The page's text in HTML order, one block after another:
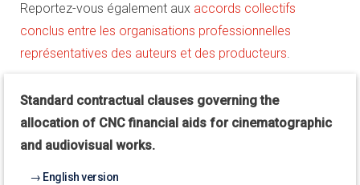
Reportez-vous également aux accords collectifs
conclus entre les organisations professionnelles
représentatives des auteurs et des producteurs.
Standard contractual clauses governing the
allocation of CNC financial aids for cinematographic
and audiovisual works.
English version